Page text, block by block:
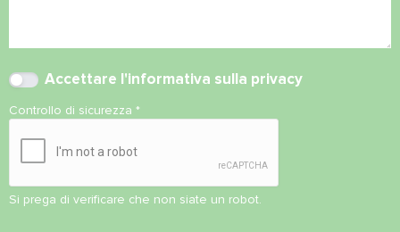
Accettare l'informativa sulla privacy
Controllo di sicurezza *
Si prega di verificare che non siate un robot.